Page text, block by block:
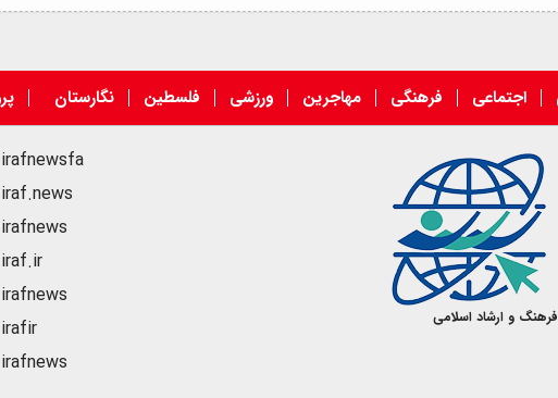
اجتماعی فرهنگی مهاجرین ورزشی فلسطین نگارستان
و ارشاد اسلامی